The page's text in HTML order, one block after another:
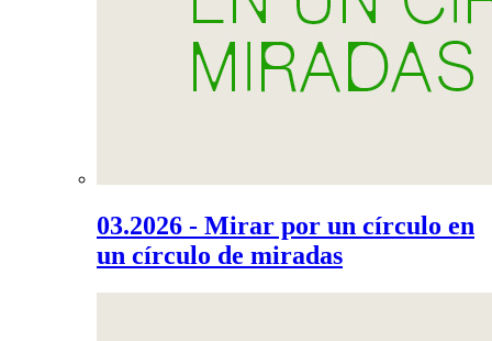
03.2026 - Mirar por un círculo en
un círculo de miradas